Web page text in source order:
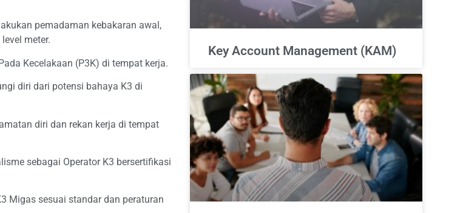
pemadaman kebakaran awal,
meter.
Kecelakaan (P3K) di tempat kerja.
diri dari potensi bahaya K3 di
diri dan rekan kerja di tempat
sebagai Operator K3 bersertifikasi
Migas sesuai standar dan peraturan
Key Account Management (KAM)